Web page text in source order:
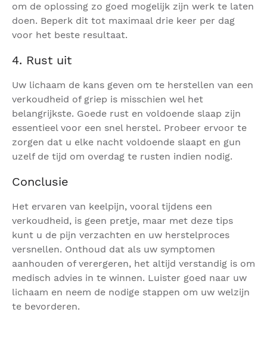
om de oplossing zo goed mogelijk zijn werk te laten
doen. Beperk dit tot maximaal drie keer per dag
voor het beste resultaat.
4. Rust uit
Uw lichaam de kans geven om te herstellen van een
verkoudheid of griep is misschien wel het
belangrijkste. Goede rust en voldoende slaap zijn
essentieel voor een snel herstel. Probeer ervoor te
zorgen dat u elke nacht voldoende slaapt en gun
uzelf de tijd om overdag te rusten indien nodig.
Conclusie
Het ervaren van keelpijn, vooral tijdens een
verkoudheid, is geen pretje, maar met deze tips
kunt u de pijn verzachten en uw herstelproces
versnellen. Onthoud dat als uw symptomen
aanhouden of verergeren, het altijd verstandig is om
medisch advies in te winnen. Luister goed naar uw
lichaam en neem de nodige stappen om uw welzijn
te bevorderen.